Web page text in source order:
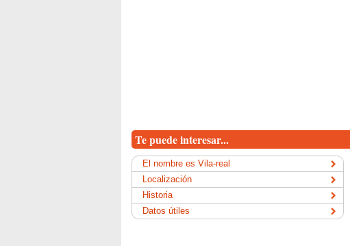
Te puede interesar...
El nombre es Vila-real
Localización
Historia
Datos útiles